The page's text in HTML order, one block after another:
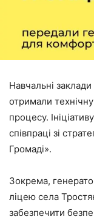
Навчальні
отримали
процесу.
співпраці зі
Громаді».
Зокрема,
ліцею села
забезпечити